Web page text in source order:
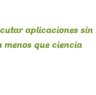
aplicaciones sin
que ciencia